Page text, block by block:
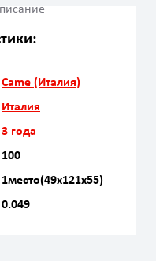
Came (Италия)
Италия
3 года
100
1место(49x121x55)
0.049